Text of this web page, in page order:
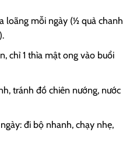
loãng mỗi ngày (½ quả chanh
chỉ 1 thìa mật ong vào buổi
tránh đồ chiên nướng, nước
đi bộ nhanh, chạy nhẹ,